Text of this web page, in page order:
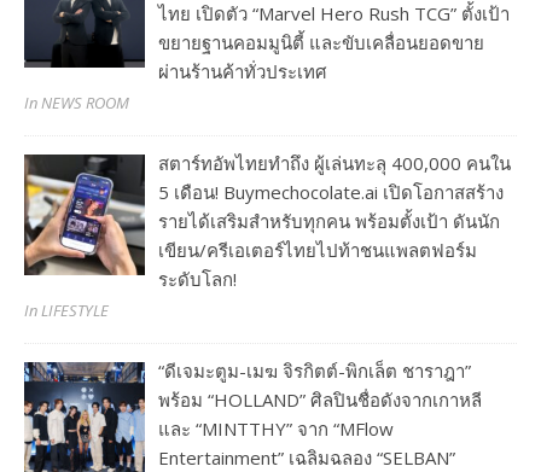
ไทย เปิดตัว “Marvel Hero Rush TCG” ตั้งเป้า
ขยายฐานคอมมูนิตี้ และขับเคลื่อนยอดขาย
ผ่านร้านค้าทั่วประเทศ
In NEWS ROOM
สตาร์ทอัพไทยทำถึง ผู้เล่นทะลุ 400,000 คนใน
5 เดือน! Buymechocolate.ai เปิดโอกาสสร้าง
รายได้เสริมสำหรับทุกคน พร้อมตั้งเป้า ดันนัก
เขียน/ครีเอเตอร์ไทยไปท้าชนแพลตฟอร์ม
ระดับโลก!
In LIFESTYLE
“ดีเจมะตูม-เมฆ จิรกิตต์-พิกเล็ต ชาราฎา”
พร้อม “HOLLAND” ศิลปินชื่อดังจากเกาหลี
และ “MINTTHY” จาก “MFlow
Entertainment” เฉลิมฉลอง “SELBAN”